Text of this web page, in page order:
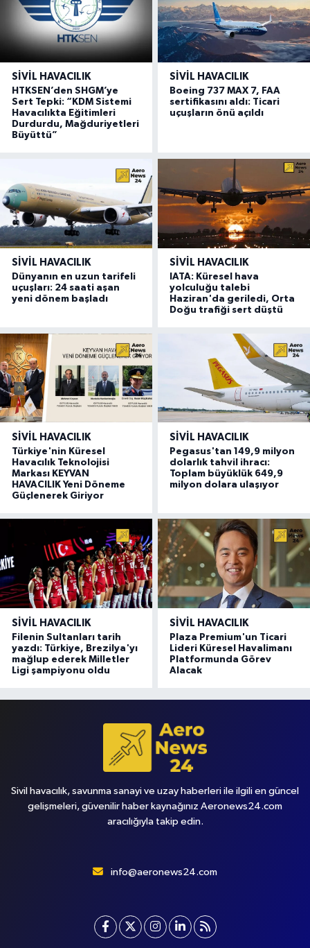
SIVIL HAVACILIK
HTKSEN’den SHGM’ye
Sert Tepki: “KDM Sistemi
Havacılıkta Eğitimleri
Durdurdu, Mağduriyetleri
Büyüttü”
SIVIL HAVACILIK
Boeing 737 MAX 7, FAA
sertifikasını aldı: Ticari
uçuşların önü açıldı
SIVIL HAVACILIK
Dünyanın en uzun tarifeli
uçuşları: 24 saati aşan
yeni dönem başladı
SIVIL HAVACILIK
IATA: Küresel hava
yolculuğu talebi
Haziran'da geriledi, Orta
Doğu trafiği sert düştü
SIVIL HAVACILIK
Türkiye'nin Küresel
Havacılık Teknolojisi
Markası KEYVAN
HAVACILIK Yeni Döneme
Güçlenerek Giriyor
SIVIL HAVACILIK
Pegasus'tan 149,9 milyon
dolarlık tahvil ihracı:
Toplam büyüklük 649,9
milyon dolara ulaşıyor
SIVIL HAVACILIK
Filenin Sultanları tarih
yazdı: Türkiye, Brezilya'yı
mağlup ederek Milletler
Ligi şampiyonu oldu
SIVIL HAVACILIK
Plaza Premium'un Ticari
Lideri Küresel Havalimanı
Platformunda Görev
Alacak
Sivil havacılık, savunma sanayi ve uzay haberleri ile ilgili en güncel
gelişmeleri, güvenilir haber kaynağınız Aeronews24.com
aracılığıyla takip edin.
info@aeronews24.com